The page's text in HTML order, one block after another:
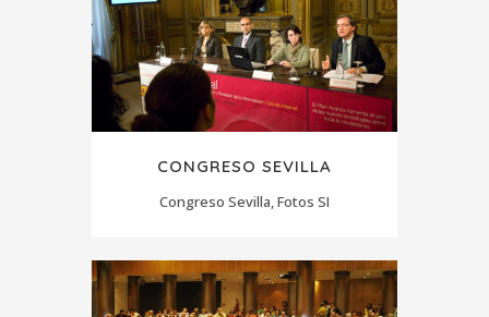
CONGRESO SEVILLA
Congreso Sevilla, Fotos SI